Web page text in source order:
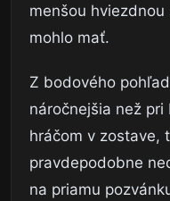
menšou
mohlo mať.
Z bodového
náročnejšia než pri
hráčom v zostave,
pravdepodobne
na priamu